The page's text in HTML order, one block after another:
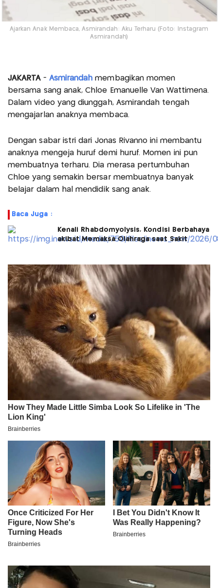
Ajarkan Anak Membaca, Asmirandah: Aku Terharu (Foto: Instagram
Asmirandah)
JAKARTA - Asmirandah membagikan momen
bersama sang anak, Chloe Emanuelle Van Wattimena.
Dalam video yang diunggah, Asmirandah tengah
mengajarlan anaknya membaca.
Dengan sabar istri dari Jonas Rivanno ini membantu
anaknya mengeja huruf demi huruf. Momen ini pun
membuatnya terharu. Dia merasa pertumbuhan
Chloe yang semakin bersar membuatnya banyak
belajar dalam hal mendidik sang anak.
Baca Juga :
Kenali Rhabdomyolysis, Kondisi Berbahaya
akibat Memaksa Olahraga saat Sakit